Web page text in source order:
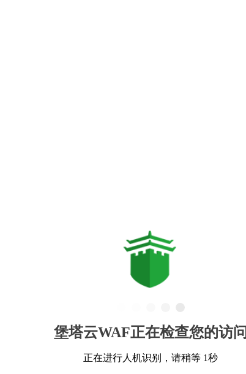
堡塔云WAF正在检查您的访问
正在进行人机识别，请稍等 1秒